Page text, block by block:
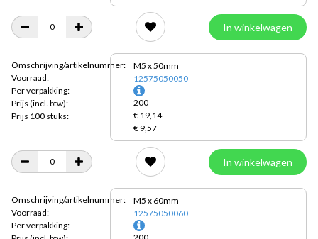
In winkelwagen
Omschrijving/artikelnummer:
Voorraad:
Per verpakking:
Prijs (incl. btw):
Prijs 100 stuks:
M5 x 50mm
12575050050
200
€ 19,14
€ 9,57
In winkelwagen
Omschrijving/artikelnummer:
Voorraad:
Per verpakking:
M5 x 60mm
12575050060